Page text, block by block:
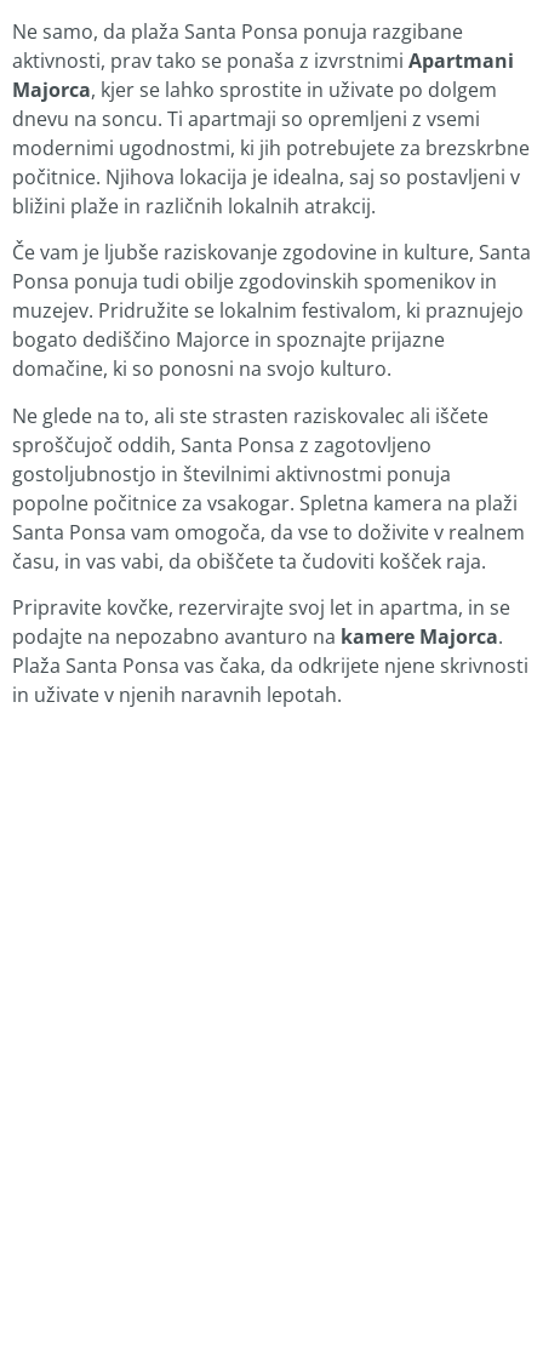
Ne samo, da plaža Santa Ponsa ponuja razgibane
aktivnosti, prav tako se ponaša z izvrstnimi Apartmani
Majorca, kjer se lahko sprostite in uživate po dolgem
dnevu na soncu. Ti apartmaji so opremljeni z vsemi
modernimi ugodnostmi, ki jih potrebujete za brezskrbne
počitnice. Njihova lokacija je idealna, saj so postavljeni v
bližini plaže in različnih lokalnih atrakcij.
Če vam je ljubše raziskovanje zgodovine in kulture, Santa
Ponsa ponuja tudi obilje zgodovinskih spomenikov in
muzejev. Pridružite se lokalnim festivalom, ki praznujejo
bogato dediščino Majorce in spoznajte prijazne
domačine, ki so ponosni na svojo kulturo.
Ne glede na to, ali ste strasten raziskovalec ali iščete
sproščujoč oddih, Santa Ponsa z zagotovljeno
gostoljubnostjo in številnimi aktivnostmi ponuja
popolne počitnice za vsakogar. Spletna kamera na plaži
Santa Ponsa vam omogoča, da vse to doživite v realnem
času, in vas vabi, da obiščete ta čudoviti košček raja.
Pripravite kovčke, rezervirajte svoj let in apartma, in se
podajte na nepozabno avanturo na kamere Majorca.
Plaža Santa Ponsa vas čaka, da odkrijete njene skrivnosti
in uživate v njenih naravnih lepotah.